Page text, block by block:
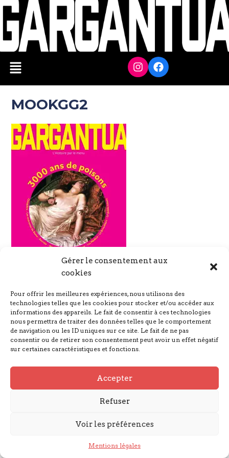
Gérer le consentement aux
cookies
Pour offrir les meilleures expériences, nous utilisons des
technologies telles que les cookies pour stocker et/ou accéder aux
informations des appareils. Le fait de consentir à ces technologies
nous permettra de traiter des données telles que le comportement
de navigation ou les ID uniques sur ce site. Le fait de ne pas
consentir ou de retirer son consentement peut avoir un effet négatif
sur certaines caractéristiques et fonctions.
Accepter
Refuser
Voir les préférences
Mentions légales
MOOKGG2
Nous suivre
© GARGANTUA 2023